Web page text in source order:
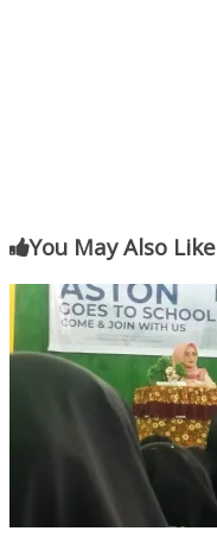
You May Also Like